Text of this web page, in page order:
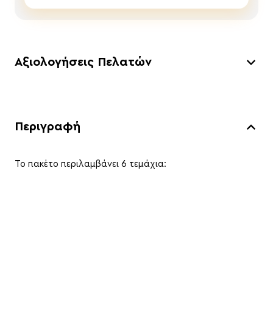
Αξιολογήσεις Πελατών
Περιγραφή
To πακέτο περιλαμβάνει 6 τεμάχια: